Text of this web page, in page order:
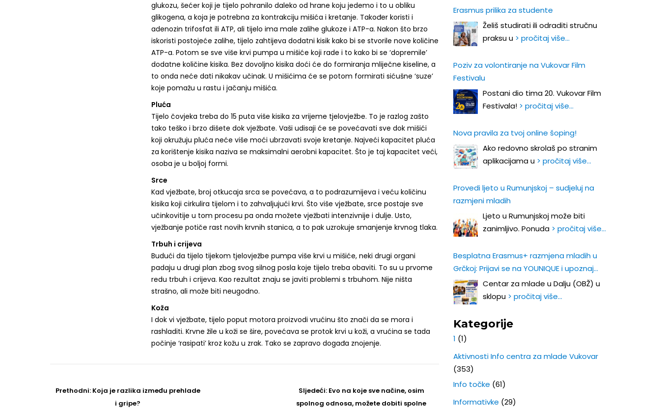
glukozu, šećer koji je tijelo pohranilo daleko od hrane koju jedemo i to u obliku
glikogena, a koja je potrebna za kontrakciju mišića i kretanje. Također koristi i
adenozin trifosfat ili ATP, ali tijelo ima male zalihe glukoze i ATP-a. Nakon što brzo
iskoristi postojeće zalihe, tijelo zahtijeva dodatni kisik kako bi se stvorile nove količine
ATP-a. Potom se sve više krvi pumpa u mišiće koji rade i to kako bi se ‘dopremile’
dodatne količine kisika. Bez dovoljno kisika doći će do formiranja mliječne kiseline, a
to onda neće dati nikakav učinak. U mišićima će se potom formirati sićušne ‘suze’
koje pomažu u rastu i jačanju mišića.
Pluća
Tijelo čovjeka treba do 15 puta više kisika za vrijeme tjelovježbe. To je razlog zašto
tako teško i brzo dišete dok vježbate. Vaši udisaji će se povećavati sve dok mišići
koji okružuju pluća neće više moći ubrzavati svoje kretanje. Najveći kapacitet pluća
za korištenje kisika naziva se maksimalni aerobni kapacitet. Što je taj kapacitet veći,
osoba je u boljoj formi.
Srce
Kad vježbate, broj otkucaja srca se povećava, a to podrazumijeva i veću količinu
kisika koji cirkulira tijelom i to zahvaljujući krvi. Što više vježbate, srce postaje sve
učinkovitije u tom procesu pa onda možete vježbati intenzivnije i dulje. Usto,
vježbanje potiče rast novih krvnih stanica, a to pak uzrokuje smanjenje krvnog tlaka.
Trbuh i crijeva
Budući da tijelo tijekom tjelovježbe pumpa više krvi u mišiće, neki drugi organi
padaju u drugi plan zbog svog silnog posla koje tijelo treba obaviti. To su u prvome
redu trbuh i crijeva. Kao rezultat znaju se javiti problemi s trbuhom. Nije ništa
strašno, ali može biti neugodno.
Koža
I dok vi vježbate, tijelo poput motora proizvodi vrućinu što znači da se mora i
rashladiti. Krvne žile u koži se šire, povećava se protok krvi u koži, a vrućina se tada
počinje ‘rasipati’ kroz kožu u zrak. Tako se zapravo događa znojenje.
navigation
Prethodni: Prethodni
Koja je razlika između prehlade
i gripe?
Sljedeći: Sljedeći
Post
Evo na koje sve načine, osim
spolnog odnosa, možete dobiti spolne
Erasmus prilika za studente
Želiš studirati ili odraditi stručnu
praksu u > pročitaj više…
Poziv za volontiranje na Vukovar Film
Festivalu
Postani dio tima 20. Vukovar Film
Festivala! > pročitaj više…
Nova pravila za tvoj online šoping!
Ako redovno skrolaš po stranim
aplikacijama u > pročitaj više…
Provedi ljeto u Rumunjskoj – sudjeluj na
razmjeni mladih
Ljeto u Rumunjskoj može biti
zanimljivo. Ponuda > pročitaj više…
Besplatna Erasmus+ razmjena mladih u
Grčkoj: Prijavi se na YOUNIQUE i upoznaj
Europu iz prve ruke!
Centar za mlade u Dalju (OBŽ) u
sklopu > pročitaj više…
Kategorije
1 (1)
Aktivnosti Info centra za mlade Vukovar
(353)
Info točke (61)
Informativke (29)